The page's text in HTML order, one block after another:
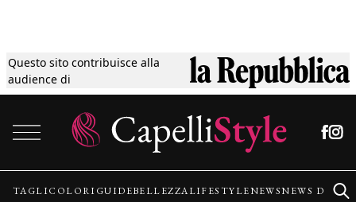
Questo sito contribuisce alla
audience di
Tagli
Colori
Guide
TAGLICOLORI GUIDEBELLEZZALIFESTYLENEWSNEWS